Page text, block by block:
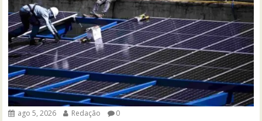
ago 5, 2026 Redação 0